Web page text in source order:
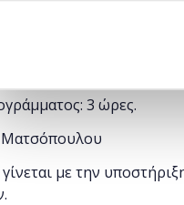
μόνο με φυσική
3 ώρες.
με την